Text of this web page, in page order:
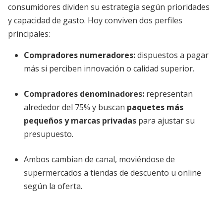
consumidores dividen su estrategia según prioridades
y capacidad de gasto. Hoy conviven dos perfiles
principales:
Compradores numeradores:dispuestos a pagar
más si perciben innovación o calidad superior.
Compradores denominadores: representan
alrededor del 75% y buscan paquetes más
pequeños y marcas privadas para ajustar su
presupuesto.
Ambos cambian de canal, moviéndose de
supermercados a tiendas de descuento u online
según la oferta.